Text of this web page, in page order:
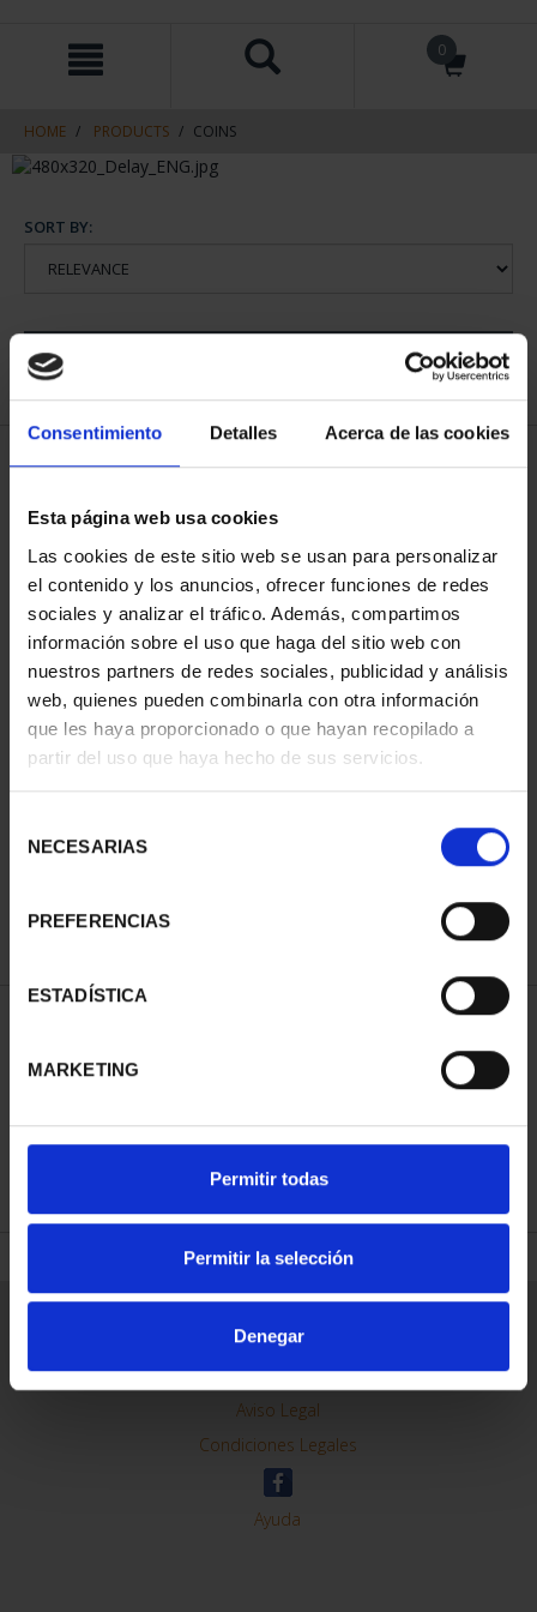
Consentimiento Detalles Acerca de las cookies
Esta página web usa cookies
Las cookies de este sitio web se usan para personalizar
el contenido y los anuncios, ofrecer funciones de redes
sociales y analizar el tráfico. Además, compartimos
información sobre el uso que haga del sitio web con
nuestros partners de redes sociales, publicidad y análisis
web, quienes pueden combinarla con otra información
que les haya proporcionado o que hayan recopilado a
partir del uso que haya hecho de sus servicios.
NECESARIAS
PREFERENCIAS
ESTADÍSTICA
MARKETING
Permitir todas
Permitir la selección
Denegar
navigation
0
HOME PRODUCTS COINS
SORT BY:
1 Products found
€73.00
REFINE
Contacto
Preguntas Frequentes (FAQs)
Aviso Legal
Condiciones Legales
Ayuda